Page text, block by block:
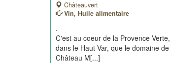
Châteauvert
Vin, Huile alimentaire
.
C'est au coeur de la Provence Verte,
dans le Haut-Var, que le domaine de
Château M[...]